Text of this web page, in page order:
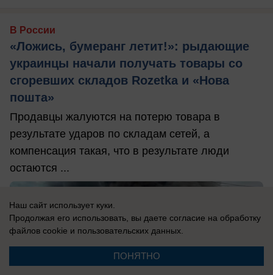
В России
«Ложись, бумеранг летит!»: рыдающие
украинцы начали получать товары со
сгоревших складов Rozetka и «Нова
пошта»
Продавцы жалуются на потерю товара в
результате ударов по складам сетей, а
компенсация такая, что в результате люди
остаются ...
Наш сайт использует куки.
Продолжая его использовать, вы даете согласие на обработку
файлов cookie и пользовательских данных.
ПОНЯТНО